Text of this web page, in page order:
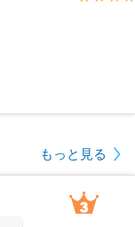
もっと見る